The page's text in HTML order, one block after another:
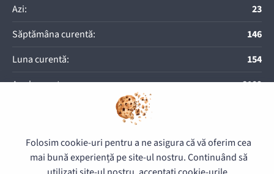
Azi:
23
Săptămâna curentă:
146
Luna curentă:
154
Anul curent:
8109
© 2026 Direcția pentru Exploatarea Imobilului - Toate drepturile
rezervate.
Folosim cookie-uri pentru a ne asigura că vă oferim cea
mai bună experiență pe site-ul nostru. Continuând să